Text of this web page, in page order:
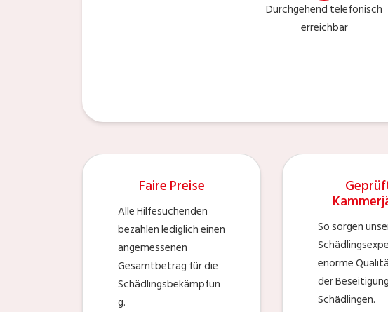
Durchgehend telefonisch
erreichbar
Faire Preise
Alle Hilfesuchenden
bezahlen lediglich einen
angemessenen
Gesamtbetrag für die
Schädlingsbekämpfun
g.
So sorgen
enorme
der
Schädlingen.